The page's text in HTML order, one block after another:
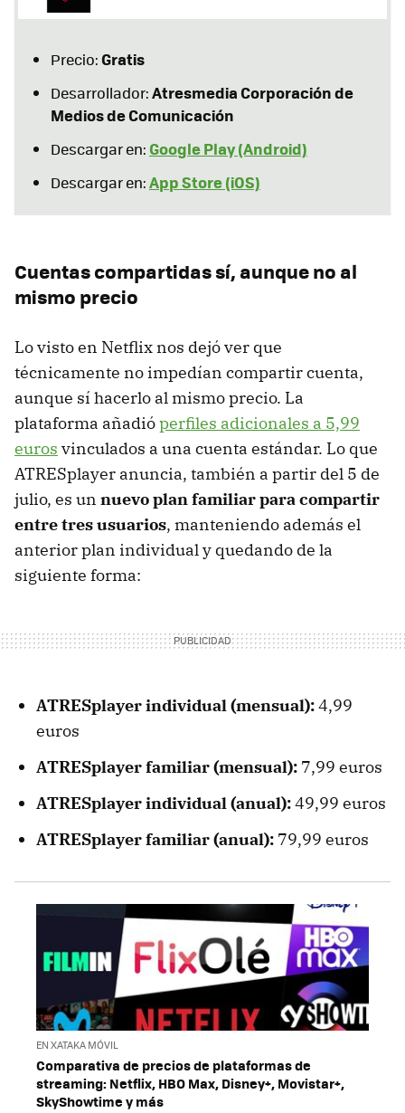
Precio:Gratis
Desarrollador:Atresmedia Corporación de
Medios de Comunicación
Descargar en: Google Play (Android)
Descargar en:App Store (iOS)
Cuentas compartidas sí, aunque no al
mismo precio
Lo visto en Netflix nos dejó ver que
técnicamente no impedían compartir cuenta,
aunque sí hacerlo al mismo precio. La
plataforma añadióperfiles adicionales a 5,99
euros vinculados a una cuenta estándar. Lo que
ATRESplayer anuncia, también a partir del 5 de
julio, es un nuevo plan familiar para compartir
entre tres usuarios, manteniendo además el
anterior plan individual y quedando de la
siguiente forma:
ATRESplayer individual (mensual):4,99
euros
ATRESplayer familiar (mensual): 7,99 euros
ATRESplayer individual (anual):49,99 euros
ATRESplayer familiar (anual): 79,99 euros
EN XATAKA MÓVIL
Comparativa de precios de plataformas de
streaming: Netflix, HBO Max, Disney+, Movistar+,
SkyShowtime y más